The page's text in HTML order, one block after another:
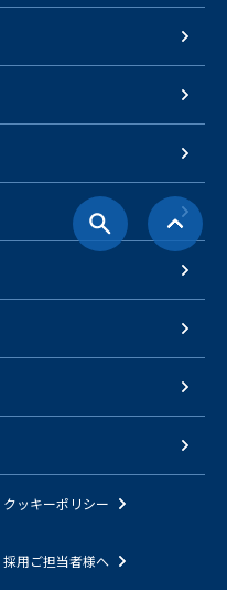
クッキーポリシー
採用ご担当者様へ